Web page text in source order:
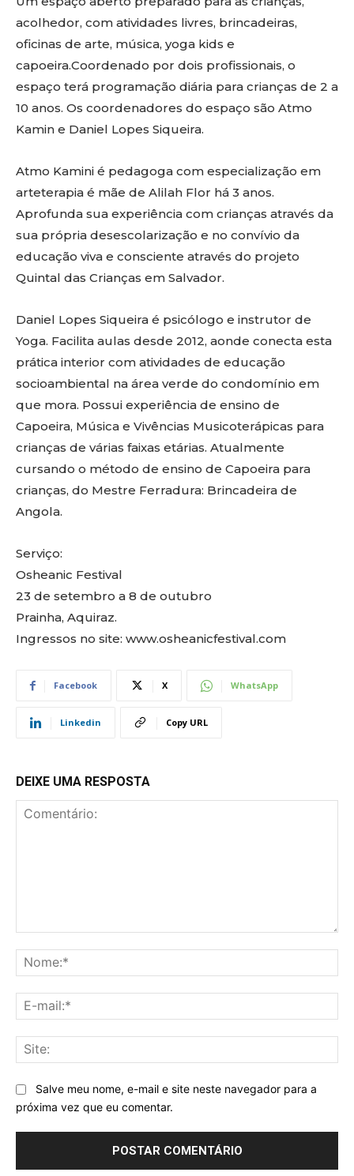
acolhedor, com atividades livres, brincadeiras,
oficinas de arte, música, yoga kids e
capoeira.Coordenado por dois profissionais, o
espaço terá programação diária para crianças de 2 a
10 anos. Os coordenadores do espaço são Atmo
Kamin e Daniel Lopes Siqueira.
Atmo Kamini é pedagoga com especialização em
arteterapia é mãe de Alilah Flor há 3 anos.
Aprofunda sua experiência com crianças através da
sua própria desescolarização e no convívio da
educação viva e consciente através do projeto
Quintal das Crianças em Salvador.
Daniel Lopes Siqueira é psicólogo e instrutor de
Yoga. Facilita aulas desde 2012, aonde conecta esta
prática interior com atividades de educação
socioambiental na área verde do condomínio em
que mora. Possui experiência de ensino de
Capoeira, Música e Vivências Musicoterápicas para
crianças de várias faixas etárias. Atualmente
cursando o método de ensino de Capoeira para
crianças, do Mestre Ferradura: Brincadeira de
Angola.
Serviço:
Osheanic Festival
23 de setembro a 8 de outubro
Prainha, Aquiraz.
Ingressos no site: www.osheanicfestival.com
Facebook X WhatsApp
Linkedin Copy URL
DEIXE UMA RESPOSTA
Salve meu nome, e-mail e site neste navegador para a
próxima vez que eu comentar.